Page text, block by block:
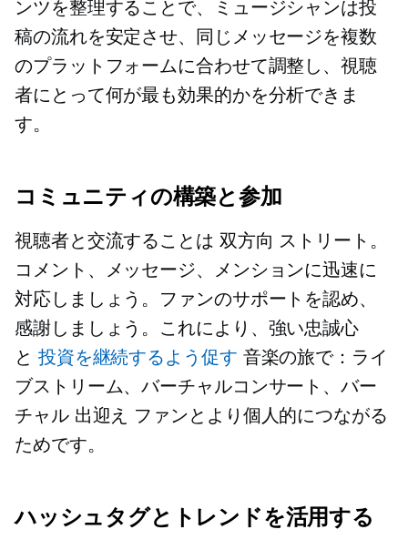
ンツを整理することで、ミュージシャンは投
稿の流れを安定させ、同じメッセージを複数
のプラットフォームに合わせて調整し、視聴
者にとって何が最も効果的かを分析できま
す。
コミュニティの構築と参加
視聴者と交流することは 双方向 ストリート。
コメント、メッセージ、メンションに迅速に
対応しましょう。ファンのサポートを認め、
感謝しましょう。これにより、強い忠誠心
と 投資を継続するよう促す 音楽の旅で：ライ
ブストリーム、バーチャルコンサート、バー
チャル 出迎え
ファンとより個人的につながる
ためです。
ハッシュタグとトレンドを活用する